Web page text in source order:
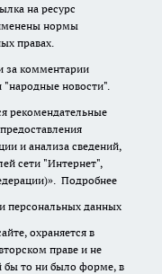
на ресурс
нормы
правах.
за комментарии
"народные новости".
рекомендательные
и анализа сведений,
сети "Интернет",
Подробнее
персональных данных
охраняется в
праве и не
бы то ни было форме, в